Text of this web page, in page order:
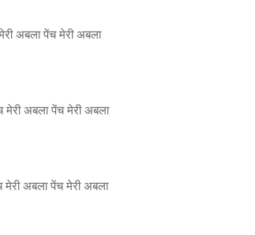
अबला पेंच मेरी अबला
मेरी अबला पेंच मेरी अबला
अबला पेंच मेरी अबला